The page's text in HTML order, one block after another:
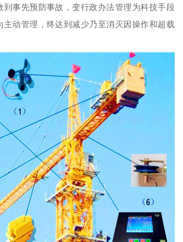
到事先预防事故，变行政办法管理为科技手段
主动管理，终达到减少乃至消灭因操作和超载